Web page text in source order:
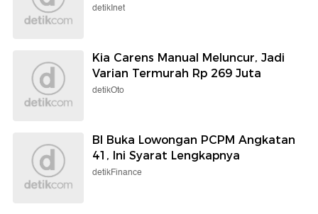
detikInet
Kia Carens Manual Meluncur, Jadi
Varian Termurah Rp 269 Juta
detikOto
BI Buka Lowongan PCPM Angkatan
41, Ini Syarat Lengkapnya
detikFinance